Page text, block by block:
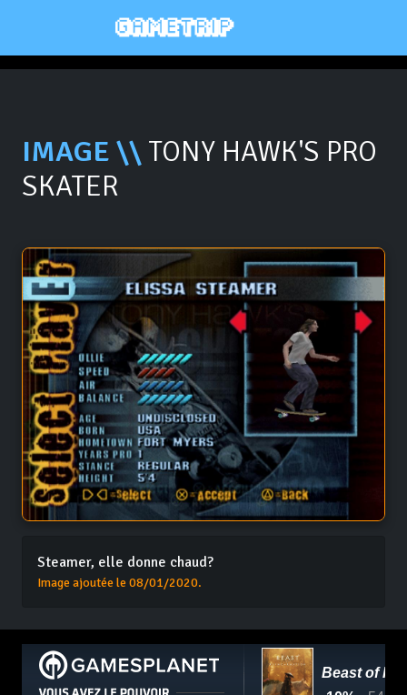
IMAGE \\ TONY HAWK'S PRO
SKATER
Steamer, elle donne chaud?
Image ajoutée le 08/01/2020.